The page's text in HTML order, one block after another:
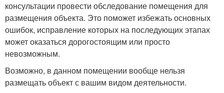
консультации провести обследование помещения для
размещения объекта. Это поможет избежать основных
ошибок, исправление которых на последующих этапах
может оказаться дорогостоящим или просто
невозможным.
Возможно, в данном помещении вообще нельзя
размещать объект с вашим видом деятельности.